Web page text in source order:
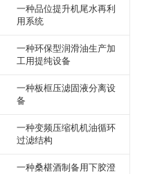
一种品位提升机尾水再利
用系统
一种环保型润滑油生产加
工用提纯设备
一种板框压滤固液分离设
备
一种变频压缩机机油循环
过滤结构
一种桑椹酒制备用下胶澄